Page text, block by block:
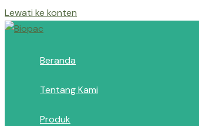
Lewati ke konten
Beranda
Tentang Kami
Produk